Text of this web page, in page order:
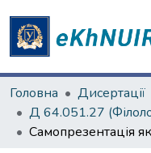
Головна Дисертації